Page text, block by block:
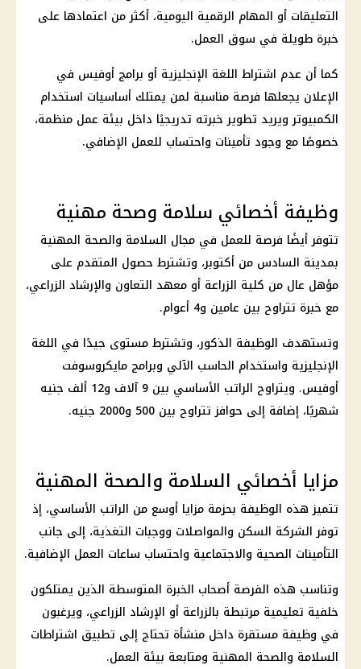
التعليقات أو المهام الرقمية اليومية، أكثر من اعتمادها على
خبرة طويلة في سوق العمل.
كما أن عدم اشتراط اللغة الإنجليزية أو برامج أوفيس في
الإعلان يجعلها فرصة مناسبة لمن يمتلك أساسيات استخدام
الكمبيوتر ويريد تطوير خبرته تدريجيًا داخل بيئة عمل منظمة،
خصوصًا مع وجود تأمينات واحتساب للعمل الإضافي.
وظيفة أخصائي سلامة وصحة مهنية
تتوفر أيضًا فرصة للعمل في مجال السلامة والصحة المهنية
بمدينة السادس من أكتوبر، وتشترط حصول المتقدم على
مؤهل عال من كلية الزراعة أو معهد التعاون والإرشاد الزراعي،
مع خبرة تتراوح بين عامين و4 أعوام.
وتستهدف الوظيفة الذكور، وتشترط مستوى جيدًا في اللغة
الإنجليزية واستخدام الحاسب الآلي وبرامج مايكروسوفت
أوفيس. ويتراوح الراتب الأساسي بين 9 آلاف و12 ألف جنيه
شهريًا، إضافة إلى حوافز تتراوح بين 500 و2000 جنيه.
مزايا أخصائي السلامة والصحة المهنية
تتميز هذه الوظيفة بحزمة مزايا أوسع من الراتب الأساسي، إذ
توفر الشركة السكن والمواصلات ووجبات التغذية، إلى جانب
التأمينات الصحية والاجتماعية واحتساب ساعات العمل الإضافية.
وتناسب هذه الفرصة أصحاب الخبرة المتوسطة الذين يمتلكون
خلفية تعليمية مرتبطة بالزراعة أو الإرشاد الزراعي، ويرغبون
في وظيفة مستقرة داخل منشأة تحتاج إلى تطبيق اشتراطات
السلامة والصحة المهنية ومتابعة بيئة العمل.